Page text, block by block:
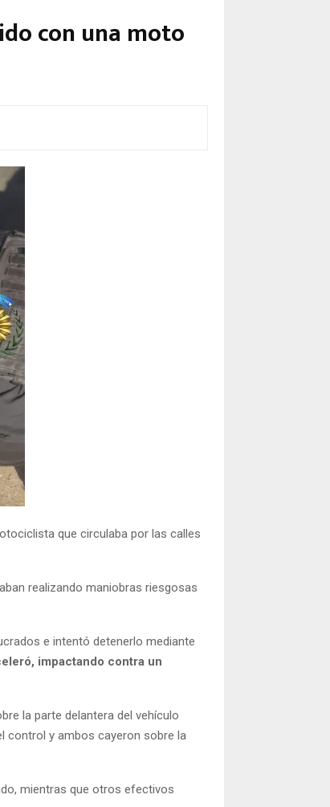
con una moto
que circulaba por las calles
realizando maniobras riesgosas
e intentó detenerlo mediante
impactando contra un
la parte delantera del vehículo
control y ambos cayeron sobre la
mientras que otros efectivos